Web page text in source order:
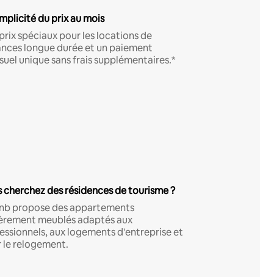
du prix au mois
spéciaux pour les locations de
longue durée et un paiement
unique sans frais supplémentaires.*
cherchez des résidences de tourisme ?
propose des appartements
meublés adaptés aux
aux logements d'entreprise et
le relogement.